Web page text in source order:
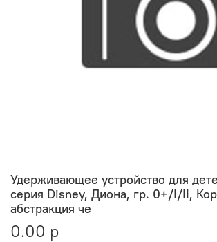
Удерживающее устройство для
серия Disney, Диона, гр. 0+/I/II,
абстракция че
0.00 р